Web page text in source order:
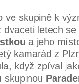
ve skupině k
letech
a jeho
kamarád z
když zpíval
skupinou